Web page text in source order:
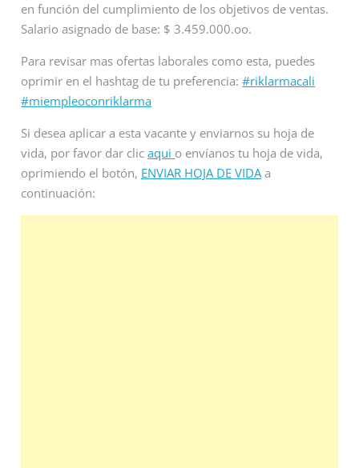
en función del cumplimiento de los objetivos de ventas.
Salario asignado de base: $ 3.459.000.oo.
Para revisar mas ofertas laborales como esta, puedes
oprimir en el hashtag de tu preferencia:#riklarmacali
#miempleoconriklarma
Si desea aplicar a esta vacante y enviarnos su hoja de
vida, por favor dar clicaqui o envíanos tu hoja de vida,
oprimiendo el botón, ENVIAR HOJA DE VIDAa
continuación: